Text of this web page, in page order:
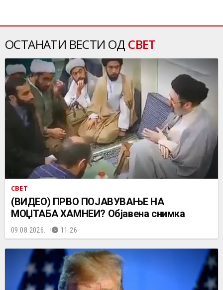
ОСТАНАТИ ВЕСТИ ОД СВЕТ
СВЕТ
(ВИДЕО) ПРВО ПОЈАВУВАЊЕ НА
МОЏТАБА ХАМНЕИ? Објавена снимка
09.08.2026. 11:26